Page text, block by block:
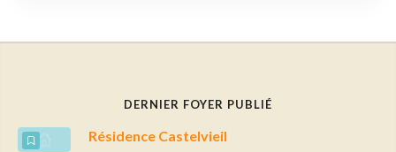
DERNIER FOYER PUBLIÉ
Résidence Castelvieil